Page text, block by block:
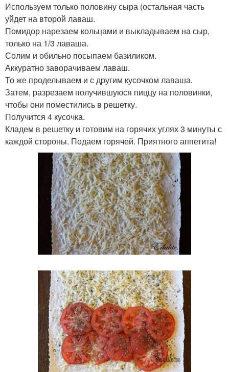
Используем только половину сыра (остальная часть
уйдет на второй лаваш.
Помидор нарезаем кольцами и выкладываем на сыр,
только на 1/3 лаваша.
Солим и обильно посыпаем базиликом.
Аккуратно заворачиваем лаваш.
То же проделываем и с другим кусочком лаваша.
Затем, разрезаем получившуюся пиццу на половинки,
чтобы они поместились в решетку.
Получится 4 кусочка.
Кладем в решетку и готовим на горячих углях 3 минуты с
каждой стороны. Подаем горячей. Приятного аппетита!